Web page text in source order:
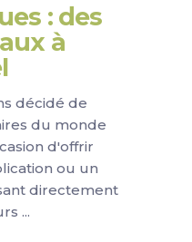
: des
à
décidé de
du monde
d'offrir
ou un
directement